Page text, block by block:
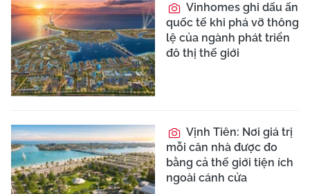
Vinhomes ghi dấu ấn
quốc tế khi phá vỡ thông
lệ của ngành phát triển
đô thị thế giới
Vịnh Tiên: Nơi giá trị
mỗi căn nhà được đo
bằng cả thế giới tiện ích
ngoài cánh cửa